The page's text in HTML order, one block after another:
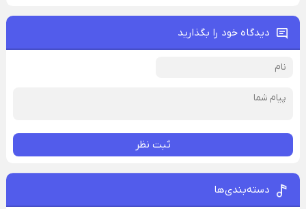
دیدگاه خود را بگذارید
ثبت نظر
دسته‌بندی‌ها